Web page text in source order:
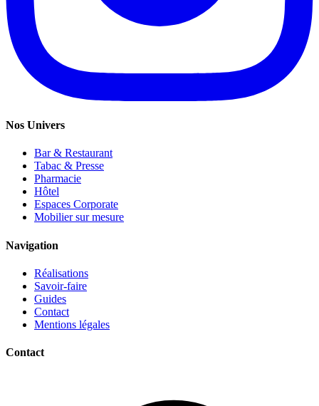
Nos Univers
Bar & Restaurant
Tabac & Presse
Pharmacie
Hôtel
Espaces Corporate
Mobilier sur mesure
Navigation
Réalisations
Savoir-faire
Guides
Contact
Mentions légales
Contact